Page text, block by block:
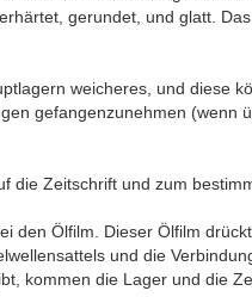
gerundet, und glatt.
weicheres, und diese
gefangenzunehmen (wenn
die Zeitschrift und zum
den Ölfilm. Dieser Ölfilm
und die
kommen die Lager und die